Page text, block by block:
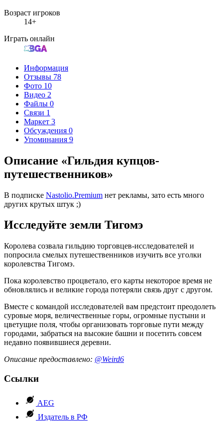
Возраст игроков
14+
Играть онлайн
Информация
Отзывы 78
Фото 10
Видео 2
Файлы 0
Связи 1
Маркет 3
Обсуждения 0
Упоминания 9
Описание «Гильдия купцов-
путешественников»
В подписке Nastolio.Premium нет рекламы, зато есть много
других крутых штук ;)
Исследуйте земли Тигомэ
Королева созвала гильдию торговцев-исследователей и
попросила смелых путешественников изучить все уголки
королевства Тигомэ.
Пока королевство процветало, его карты некоторое время не
обновлялись и великие города потеряли связь друг с другом.
Вместе с командой исследователей вам предстоит преодолеть
суровые моря, величественные горы, огромные пустыни и
цветущие поля, чтобы организовать торговые пути между
городами, забраться на высокие башни и посетить совсем
недавно появившиеся деревни.
Описание предоставлено: @Weird6
Ссылки
AEG
Издатель в РФ